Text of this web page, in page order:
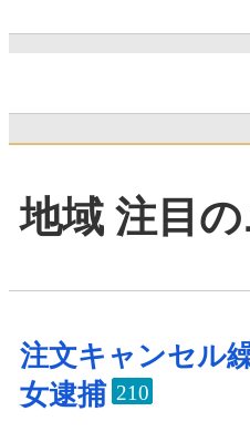
地域 注目
注文キャンセル
女逮捕 210